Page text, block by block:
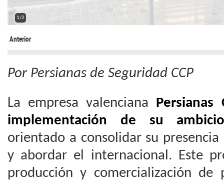
2/2
Anterior
Por Persianas de Seguridad CCP
La empresa valenciana Persianas
implementación de su
orientado a consolidar su
y abordar el internacional. Este
producción y comercialización de